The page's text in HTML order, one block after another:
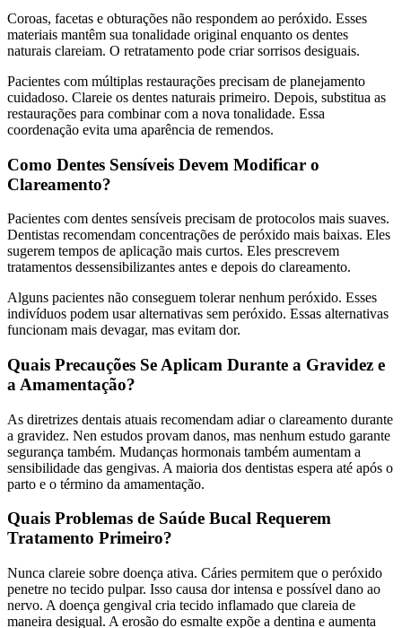
Coroas, facetas e obturações não respondem ao peróxido. Esses
materiais mantêm sua tonalidade original enquanto os dentes
naturais clareiam. O retratamento pode criar sorrisos desiguais.
Pacientes com múltiplas restaurações precisam de planejamento
cuidadoso. Clareie os dentes naturais primeiro. Depois, substitua as
restaurações para combinar com a nova tonalidade. Essa
coordenação evita uma aparência de remendos.
Como Dentes Sensíveis Devem Modificar o
Clareamento?
Pacientes com dentes sensíveis precisam de protocolos mais suaves.
Dentistas recomendam concentrações de peróxido mais baixas. Eles
sugerem tempos de aplicação mais curtos. Eles prescrevem
tratamentos dessensibilizantes antes e depois do clareamento.
Alguns pacientes não conseguem tolerar nenhum peróxido. Esses
indivíduos podem usar alternativas sem peróxido. Essas alternativas
funcionam mais devagar, mas evitam dor.
Quais Precauções Se Aplicam Durante a Gravidez e
a Amamentação?
As diretrizes dentais atuais recomendam adiar o clareamento durante
a gravidez. Nen estudos provam danos, mas nenhum estudo garante
segurança também. Mudanças hormonais também aumentam a
sensibilidade das gengivas. A maioria dos dentistas espera até após o
parto e o término da amamentação.
Quais Problemas de Saúde Bucal Requerem
Tratamento Primeiro?
Nunca clareie sobre doença ativa. Cáries permitem que o peróxido
penetre no tecido pulpar. Isso causa dor intensa e possível dano ao
nervo. A doença gengival cria tecido inflamado que clareia de
maneira desigual. A erosão do esmalte expõe a dentina e aumenta